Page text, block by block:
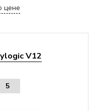
цене
V12
5